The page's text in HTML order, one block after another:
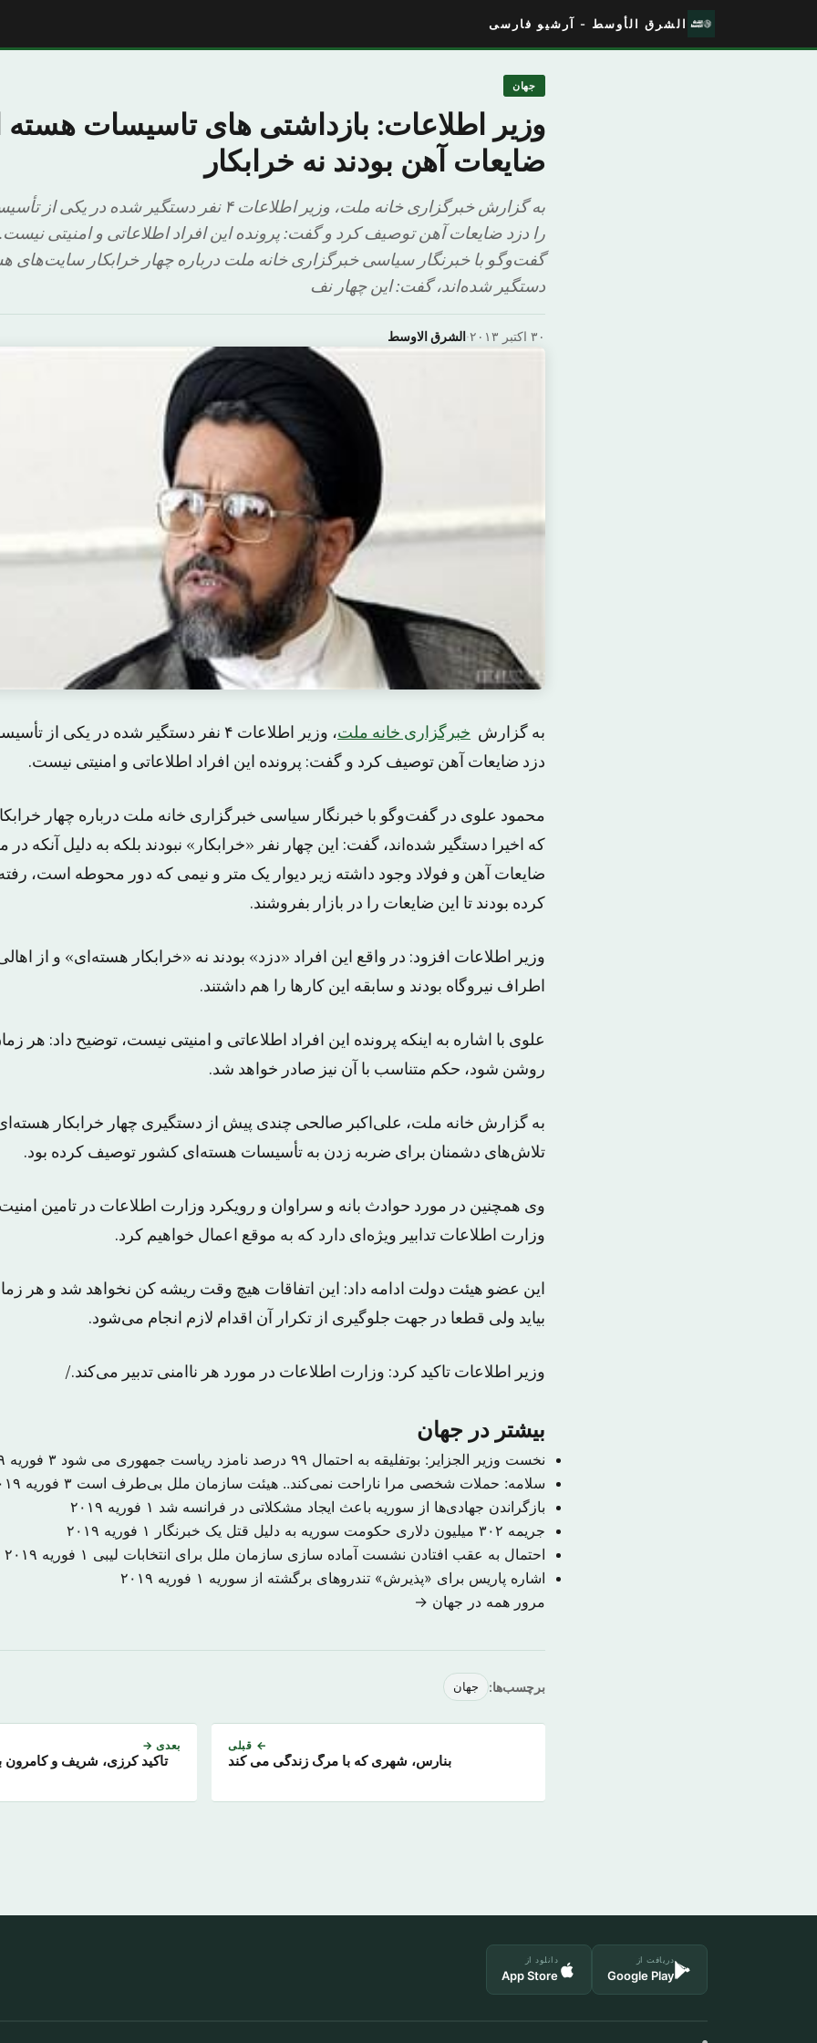
الشرق الأوسط - آرشیو فارسی
جهان
وزیر اطلاعات: بازداشتی های تاسیسات هسته
ضایعات آهن بودند نه خرابکار
به گزارش خبرگزاری خانه ملت، وزیر اطلاعات ۴ نفر دستگیر
را دزد ضایعات آهن توصیف کرد و گفت: پرونده این افراد اطلاعاتی و امنیتی
گفت‌وگو با خبرنگار سیاسی خبرگزاری خانه ملت درباره چهار خرابکار سایت‌های
دستگیر شده‌اند، گفت: این چهار نف
الشرق الاوسط· ۳۰ اکتبر ۲۰۱۳
به گزارش خبرگزاری خانه ملت
، وزیر اطلاعات ۴ نفر دستگیر شده در یکی
دزد ضایعات آهن توصیف کرد و گفت: پرونده این افراد اطلاعاتی و امنیتی نیست.
محمود علوی در گفت‌وگو با خبرنگار سیاسی خبرگزاری خانه ملت درباره چهار
که اخیرا دستگیر شده‌اند، گفت: این چهار نفر «خرابکار» نبودند بلکه به دلیل آنکه
ضایعات آهن و فولاد وجود داشته زیر دیوار یک متر و نیمی که دور محوطه است،
کرده بودند تا این ضایعات را در بازار بفروشند.
وزیر اطلاعات افزود: در واقع این افراد «دزد» بودند نه «خرابکار هسته‌ای» و از
اطراف نیروگاه بودند و سابقه این کارها را هم داشتند.
علوی با اشاره به اینکه پرونده این افراد اطلاعاتی و امنیتی نیست، توضیح داد: هر
روشن شود، حکم متناسب با آن نیز صادر خواهد شد.
به گزارش خانه ملت، علی‌اکبر صالحی چندی پیش از دستگیری چهار خرابکار هسته‌‌ای
تلاش‌های دشمنان برای ضربه زدن به تأسیسات هسته‌ای کشور توصیف کرده بود.
وی همچنین در مورد حوادث بانه و سراوان و رویکرد وزارت اطلاعات در تامین
وزارت اطلاعات تدابیر ویژه‌ای دارد که به موقع اعمال خواهیم کرد.
این عضو هیئت دولت ادامه داد: این اتفاقات هیچ وقت ریشه کن نخواهد شد و هر
بیاید ولی قطعا در جهت جلوگیری از تکرار آن اقدام لازم انجام می‌شود.
وزیر اطلاعات تاکید کرد: وزارت اطلاعات در مورد هر ناامنی تدبیر می‌کند./
بیشتر در جهان
نخست وزیر الجزایر: بوتفلیقه به احتمال ۹۹ درصد نامزد ریاست جمهوری می شود
۳ فوریه ۲۰۱۹
سلامه: حملات شخصی مرا ناراحت نمی‌کند.. هیئت سازمان ملل بی‌طرف است ۳ فوریه ۲۰۱۹
بازگراندن جهادی‌ها از سوریه باعث ایجاد مشکلاتی در فرانسه شد ۱ فوریه ۲۰۱۹
جریمه ۳۰۲ میلیون دلاری حکومت سوریه به دلیل قتل یک خبرنگار
۱ فوریه ۲۰۱۹
احتمال به عقب افتادن نشست آماده سازی سازمان ملل برای انتخابات لیبی ۱ فوریه ۲۰۱۹
اشاره پاریس برای «پذیرش» تندروهای برگشته از سوریه ۱ فوریه ۲۰۱۹
مرور همه در جهان →
برچسب‌ها: جهان
← قبلی
بنارس، شهری که با مرگ زندگی می کند
بعدی →
تاکید کرزی، شریف و کامرون
دریافت از
Google Play
دانلود از
App Store